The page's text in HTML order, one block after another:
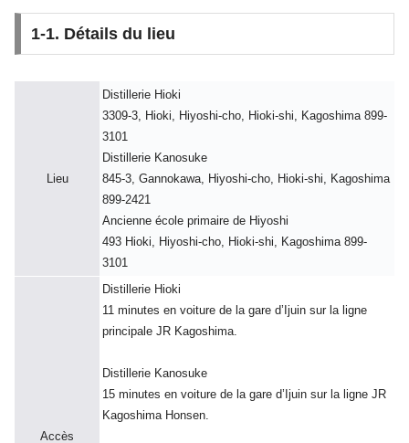
1-1. Détails du lieu
Lieu
Distillerie Hioki
3309-3, Hioki, Hiyoshi-cho, Hioki-shi, Kagoshima 899-
3101
Distillerie Kanosuke
845-3, Gannokawa, Hiyoshi-cho, Hioki-shi, Kagoshima
899-2421
Ancienne école primaire de Hiyoshi
493 Hioki, Hiyoshi-cho, Hioki-shi, Kagoshima 899-
3101
Accès
Distillerie Hioki
11 minutes en voiture de la gare d’Ijuin sur la ligne
principale JR Kagoshima.
Distillerie Kanosuke
15 minutes en voiture de la gare d’Ijuin sur la ligne JR
Kagoshima Honsen.